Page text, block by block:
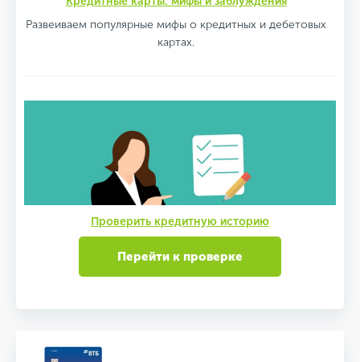
Развеиваем популярные мифы о кредитных и дебетовых
картах.
Проверить кредитную историю
Перейти к проверке